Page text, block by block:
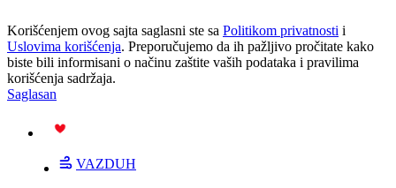
Korišćenjem ovog sajta saglasni ste sa Politikom privatnosti i
Uslovima korišćenja. Preporučujemo da ih pažljivo pročitate kako
biste bili informisani o načinu zaštite vaših podataka i pravilima
korišćenja sadržaja.
Saglasan
VAZDUH